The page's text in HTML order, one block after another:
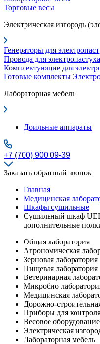
Торговые весы
Электрическая изгородь
Генераторы для
Провода для электропастуха
Комплектующие для
Готовые комплекты
Лабораторная мебель
Доильные аппараты
+7 (700) 900 09-39
Заказать обратный звонок
Главная
Медицинская
Шкафы сушильные
Сушильный шкаф
дополнительные
Общая лаборатория
Агрономическая
Зерновая лаборатория
Пищевая лаборатория
Ветеринарная
Микробио
Медицинская
Дорожно-
Приборы для
Весовое оборудование
Электрическая
Лабораторная мебель